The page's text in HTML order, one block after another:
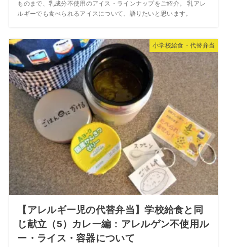
ものまで、乳成分不使用のアイス・ラインナップをご紹介。 乳アレ
ルギーでも食べられるアイスについて、語りたいと思います。
小学校給食・代替弁当
【アレルギー児の代替弁当】学校給食と同
じ献立（5）カレー編：アレルゲン不使用ル
ー・ライス・容器について